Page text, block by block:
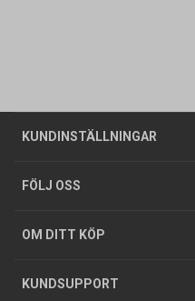
KUNDINSTÄLLNINGAR
Företagskund / Privatkund
FÖLJ OSS
OM DITT KÖP
Allmänna försäljningsvillkor
Integritetspolicy
GDPR
KUNDSUPPORT
Butiker
Foldrar och kataloger
Köpguider
Varumärken
Om oss
Tjänster
Hållbarhet
Jobba hos oss